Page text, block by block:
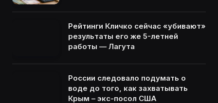
Рейтинги Кличко сейчас «убивают»
результаты его же 5-летней
работы — Лагута
России следовало подумать о
воде до того, как захватывать
Крым – экс-посол США